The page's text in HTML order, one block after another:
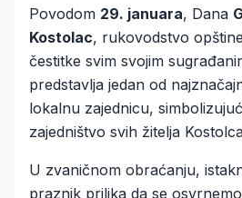
Povodom 29. januara, Dana
Kostolac, rukovodstvo
čestitke svim svojim
predstavlja jedan od
lokalnu zajednicu,
zajedništvo svih žitelja
U zvaničnom obraćanju,
praznik prilika da se